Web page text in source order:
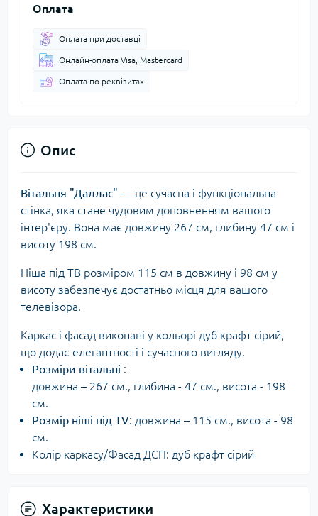
Оплата
Оплата при доставці
Онлайн-оплата Visa, Mastercard
Оплата по реквізитах
Опис
Вітальня "Даллас" — це сучасна і функціональна
стінка, яка стане чудовим доповненням вашого
інтер'єру. Вона має довжину 267 см, глибину 47 см і
висоту 198 см.
Ніша під ТВ розміром 115 см в довжину і 98 см у
висоту забезпечує достатньо місця для вашого
телевізора.
Каркас і фасад виконані у кольорі дуб крафт сірий,
що додає елегантності і сучасного вигляду.
Розміри вітальні :
довжина – 267 см., глибина - 47 см., висота - 198
см.
Розмір ніші під ТV: довжина – 115 см., висота - 98
см.
Колір каркасу/Фасад ДСП: дуб крафт сірий
Характеристики